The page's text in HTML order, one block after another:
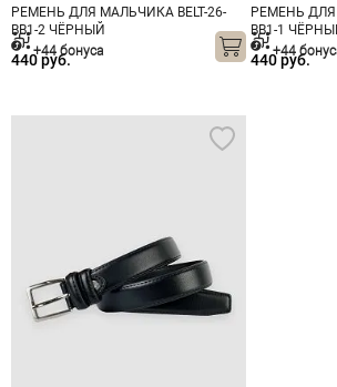
РЕМЕНЬ ДЛЯ МАЛЬЧИКА BELT-26-
BB1-2 ЧЁРНЫЙ
440 руб.
+44 бонуса
РЕМЕНЬ ДЛЯ
BB1-1
440 руб.
+44